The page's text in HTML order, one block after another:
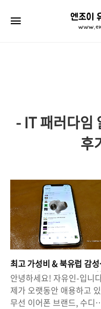
- IT 패러다
후
최고 가성비 & 북유럽 감성
무선이어폰 = 수디오 T2 (
인 25% 꿀팁)
안녕하세요! 자유인-입니
제가 오랫동안 애용하고
무선 이어폰 브랜드, 수디